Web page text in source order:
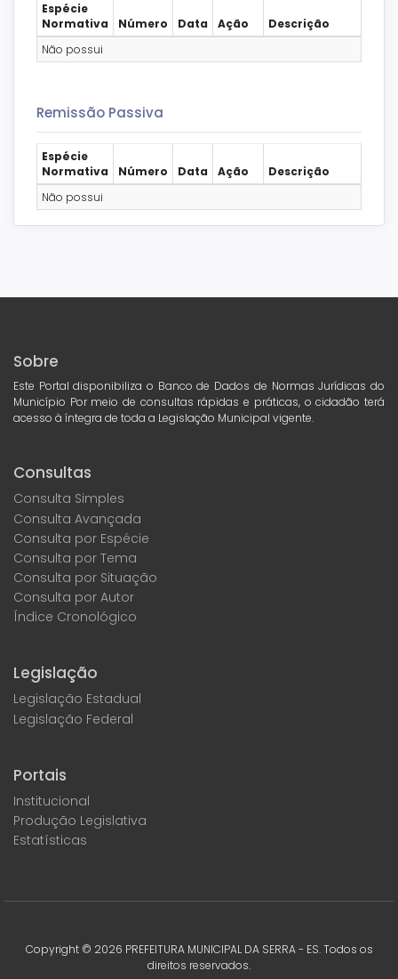
Espécie
Normativa
Número Data Ação
Descrição
Não possui
Remissão Passiva
Espécie
Normativa
Número Data Ação
Descrição
Não possui
Sobre
Este Portal disponibiliza o Banco de Dados de Normas Jurídicas do
Município Por meio de consultas rápidas e práticas, o cidadão terá
acesso à íntegra de toda a Legislação Municipal vigente.
Consultas
Consulta Simples
Consulta Avançada
Consulta por Espécie
Consulta por Tema
Consulta por Situação
Consulta por Autor
Índice Cronológico
Legislação
Legislação Estadual
Legislação Federal
Portais
Institucional
Produção Legislativa
Estatísticas
Copyright © 2026 PREFEITURA MUNICIPAL DA SERRA - ES. Todos os
direitos reservados.